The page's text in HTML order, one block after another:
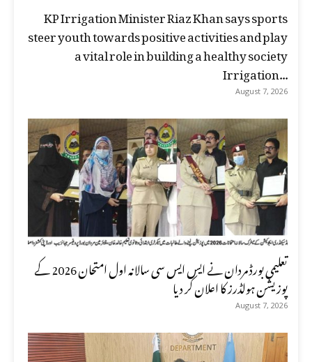
KP Irrigation Minister Riaz Khan says sports
steer youth towards positive activities and play
a vital role in building a healthy society
Irrigation...
August 7, 2026
تعلیمی بورڈ مردان نے ایس ایس سی سالانہ اول امتحان 2026 کے
پوزیشن ہولڈرز کا اعلان کر دیا
August 7, 2026